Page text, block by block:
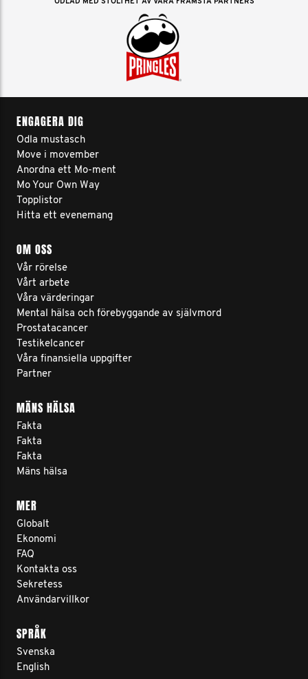
ODLAD MED STOLTHET AV VÅRA FRÄMSTA PARTNERS
ENGAGERA DIG
Odla mustasch
Move i movember
Anordna ett Mo-ment
Mo Your Own Way
Topplistor
Hitta ett evenemang
OM OSS
Vår rörelse
Vårt arbete
Våra värderingar
Mental hälsa och förebyggande av självmord
Prostatacancer
Testikelcancer
Våra finansiella uppgifter
Partner
MÄNS HÄLSA
Fakta
Fakta
Fakta
Mäns hälsa
MER
Globalt
Ekonomi
FAQ
Kontakta oss
Sekretess
Användarvillkor
SPRÅK
Svenska
English